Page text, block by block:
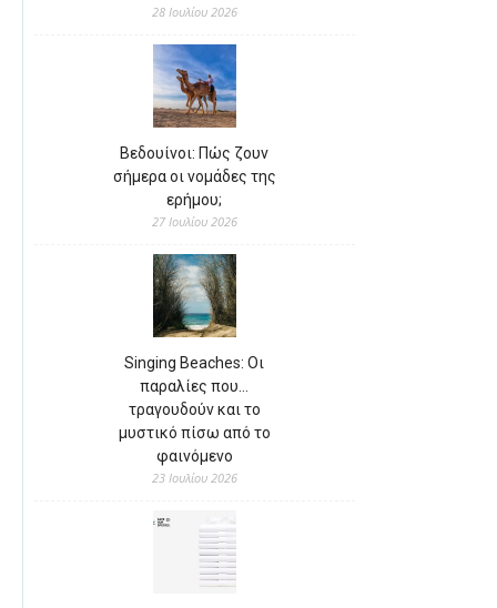
28 Ιουλίου 2026
Βεδουίνοι: Πώς ζουν
σήμερα οι νομάδες της
ερήμου;
27 Ιουλίου 2026
Singing Beaches: Οι
παραλίες που…
τραγουδούν και το
μυστικό πίσω από το
φαινόμενο
23 Ιουλίου 2026